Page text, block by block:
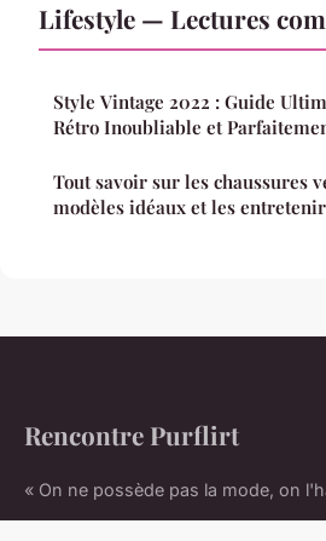
Lifestyle — Lectures
Style Vintage 2022 : Guide
Rétro Inoubliable et
Tout savoir sur les chaussures
modèles idéaux et les
Rencontre Purflirt
« On ne possède pas la mode, on